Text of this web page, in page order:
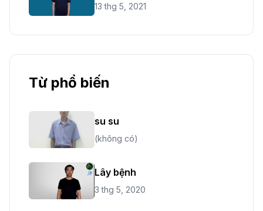
13 thg 5, 2021
Từ phổ biến
su su
(không có)
Lây bệnh
3 thg 5, 2020